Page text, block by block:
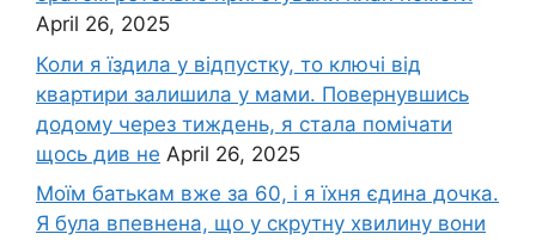
April 26, 2025
Коли я їздила у відпустку, то ключі від
квартири залишила у мами. Повернувшись
додому через тиждень, я стала помічати
щось див не April 26, 2025
Моїм батькам вже за 60, і я їхня єдина дочка.
Я була впевнена, що у скрутну хвилину вони